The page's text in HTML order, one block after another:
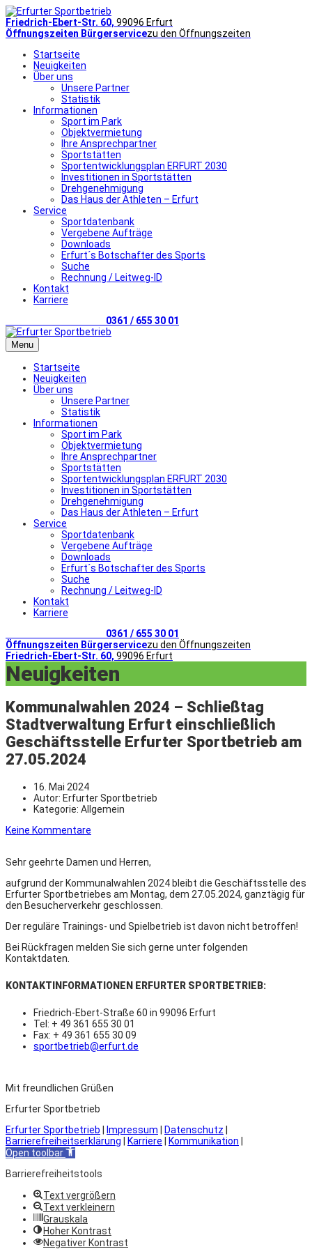
Friedrich-Ebert-Str. 60, 99096 Erfurt
Öffnungszeiten Bürgerservicezu den Öffnungszeiten
Startseite
Neuigkeiten
Über uns
Unsere Partner
Statistik
Informationen
Sport im Park
Objektvermietung
Ihre Ansprechpartner
Sportstätten
Sportentwicklungsplan ERFURT 2030
Investitionen in Sportstätten
Drehgenehmigung
Das Haus der Athleten – Erfurt
Service
Sportdatenbank
Vergebene Aufträge
Downloads
Erfurt´s Botschafter des Sports
Suche
Rechnung / Leitweg-ID
Kontakt
Karriere
0361 / 655 30 01
Menu
Startseite
Neuigkeiten
Über uns
Unsere Partner
Statistik
Informationen
Sport im Park
Objektvermietung
Ihre Ansprechpartner
Sportstätten
Sportentwicklungsplan ERFURT 2030
Investitionen in Sportstätten
Drehgenehmigung
Das Haus der Athleten – Erfurt
Service
Sportdatenbank
Vergebene Aufträge
Downloads
Erfurt´s Botschafter des Sports
Suche
Rechnung / Leitweg-ID
Kontakt
Karriere
0361 / 655 30 01
Öffnungszeiten Bürgerservicezu den Öffnungszeiten
Friedrich-Ebert-Str. 60, 99096 Erfurt
Neuigkeiten
Kommunalwahlen 2024 – Schließtag
Stadtverwaltung Erfurt einschließlich
Geschäftsstelle Erfurter Sportbetrieb am
27.05.2024
16. Mai 2024
Autor: Erfurter Sportbetrieb
Kategorie: Allgemein
Keine Kommentare
Sehr geehrte Damen und Herren,
aufgrund der Kommunalwahlen 2024 bleibt die Geschäftsstelle des
Erfurter Sportbetriebes am Montag, dem 27.05.2024, ganztägig für
den Besucherverkehr geschlossen.
Der reguläre Trainings- und Spielbetrieb ist davon nicht betroffen!
Bei Rückfragen melden Sie sich gerne unter folgenden
Kontaktdaten.
KONTAKTINFORMATIONEN ERFURTER SPORTBETRIEB:
Friedrich-Ebert-Straße 60 in 99096 Erfurt
Tel: + 49 361 655 30 01
Fax: + 49 361 655 30 09
sportbetrieb@erfurt.de
Mit freundlichen Grüßen
Erfurter Sportbetrieb
Erfurter Sportbetrieb
Impressum Datenschutz
Barrierefreiheitserklärung
Karriere Kommunikation
Open toolbar
Barrierefreiheitstools
Text vergrößern
Text verkleinern
Grauskala
Hoher Kontrast
Negativer Kontrast